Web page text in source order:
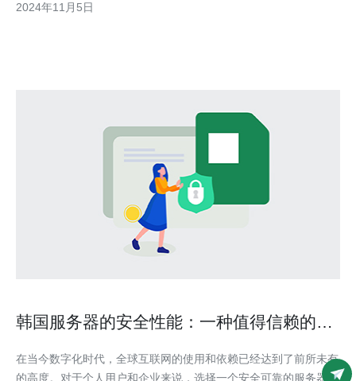
Ark） 《精灵之子》是一款由韩国游戏公司Smilegate开发的大型
2024年11月5日
韩国服务器的安全性能：一种值得信赖的选
在当今数字化时代，全球互联网的使用和依赖已经达到了前所未有
的高度。对于个人用户和企业来说，选择一个安全可靠的服务器提